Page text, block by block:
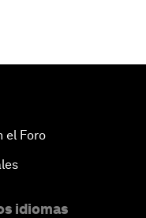
el Foro
idiomas